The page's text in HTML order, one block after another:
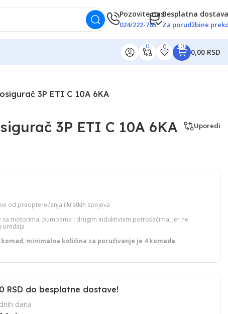
Pozovite nas
024/222-765
Besplatna
Za porudžbine
0 0 0
0,00 RSD
3P ETI C 10A 6KA
3P ETI C 10A 6KA Uporedi
od preopterećenja i kratkih spojeva
sa motorima, pumpama i drugim induktivnim potrošačima, jer ne
uređaja
minimalna količina za poručivanje je 4 komada
RSD do besplatne dostave!
dana